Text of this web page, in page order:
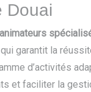
Douai
animateurs
garantit la
d’activités
et faciliter la